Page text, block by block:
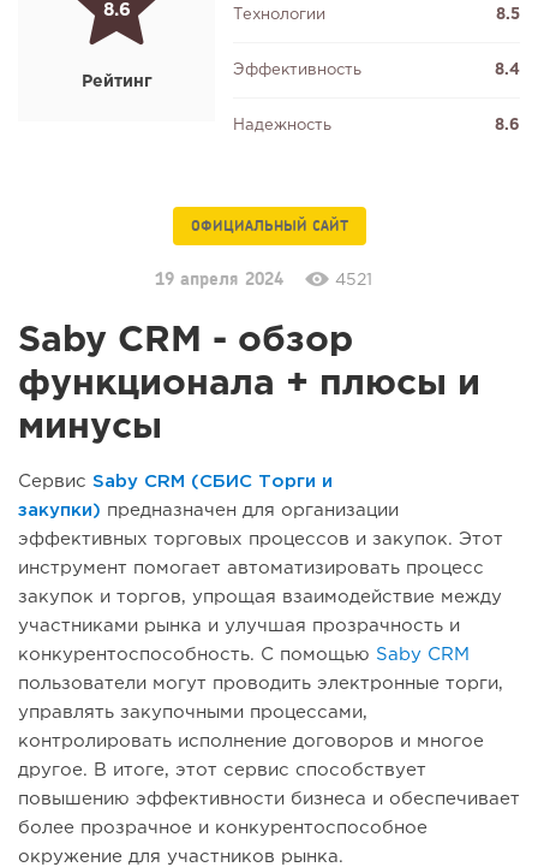
8.6
Рейтинг
Технологии 8.5
Эффективность 8.4
Надежность 8.6
ОФИЦИАЛЬНЫЙ САЙТ
19 апреля 2024 4521
Saby CRM - обзор
функционала + плюсы и
минусы
Сервис Saby CRM (СБИС Торги и
закупки) предназначен для организации
эффективных торговых процессов и закупок. Этот
инструмент помогает автоматизировать процесс
закупок и торгов, упрощая взаимодействие между
участниками рынка и улучшая прозрачность и
конкурентоспособность. С помощью Saby CRM
пользователи могут проводить электронные торги,
управлять закупочными процессами,
контролировать исполнение договоров и многое
другое. В итоге, этот сервис способствует
повышению эффективности бизнеса и обеспечивает
более прозрачное и конкурентоспособное
окружение для участников рынка.